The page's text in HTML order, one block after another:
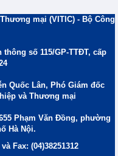
mại (VITIC) - Bộ Công
số 115/GP-TTĐT, cấp
Quốc Lân, Phó Giám đốc
và Thương mại
Phạm Văn Đồng, phường
Hà Nội.
Fax: (04)38251312